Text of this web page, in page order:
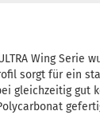
Wing
sorgt für ein
gleichzeitig gut